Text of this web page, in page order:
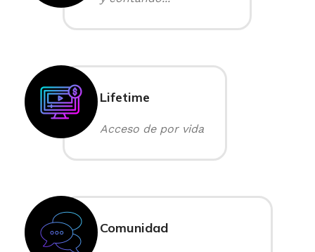
Lifetime
Acceso de por vida
Comunidad